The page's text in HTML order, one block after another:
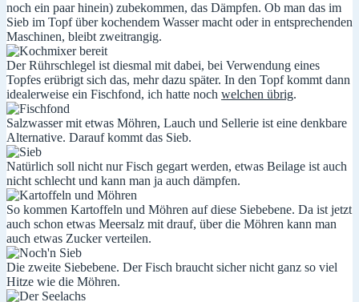
noch ein paar hinein) zubekommen, das Dämpfen. Ob man das im
Sieb im Topf über kochendem Wasser macht oder in entsprechenden
Maschinen, bleibt zweitrangig.
Der Rührschlegel ist diesmal mit dabei, bei Verwendung eines
Topfes erübrigt sich das, mehr dazu später. In den Topf kommt dann
idealerweise ein Fischfond, ich hatte noch welchen übrig.
Salzwasser mit etwas Möhren, Lauch und Sellerie ist eine denkbare
Alternative. Darauf kommt das Sieb.
Natürlich soll nicht nur Fisch gegart werden, etwas Beilage ist auch
nicht schlecht und kann man ja auch dämpfen.
So kommen Kartoffeln und Möhren auf diese Siebebene. Da ist jetzt
auch schon etwas Meersalz mit drauf, über die Möhren kann man
auch etwas Zucker verteilen.
Die zweite Siebebene. Der Fisch braucht sicher nicht ganz so viel
Hitze wie die Möhren.